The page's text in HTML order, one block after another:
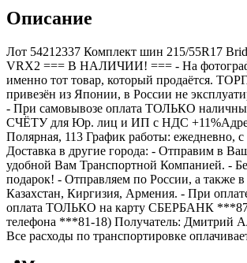
Описание
Лот 54212337 Комплект шин 215/55R17
VRX2 === B НАЛИЧИИ! === - На
именно тот товар, который продаётся.
привезён из Японии, в России не
- При самовывозе оплата ТОЛЬКО
СЧЁТУ для Юр. лиц и ИП с НДС
Полярная, 113 График работы: ежедневно, с
Доставка в другие города: - Отправим в
удобной Вам Транспортной Компанией. -
подарок! - Отправляем по России, а также в
Казахстан, Киргизия, Армения. - При
оплата ТОЛЬКО на карту СБЕРБАНК
телефона ***81-18) Получатель: Дмитрий
Все расходы по транспортировке